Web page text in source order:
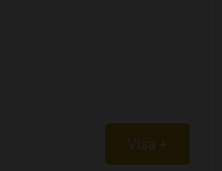
Visa +